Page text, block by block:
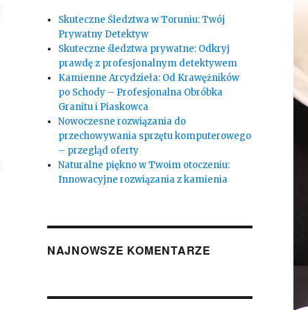
Skuteczne Śledztwa w Toruniu: Twój
Prywatny Detektyw
Skuteczne śledztwa prywatne: Odkryj
prawdę z profesjonalnym detektywem
Kamienne Arcydzieła: Od Krawężników
po Schody – Profesjonalna Obróbka
Granitu i Piaskowca
Nowoczesne rozwiązania do
przechowywania sprzętu komputerowego
– przegląd oferty
Naturalne piękno w Twoim otoczeniu:
Innowacyjne rozwiązania z kamienia
NAJNOWSZE KOMENTARZE